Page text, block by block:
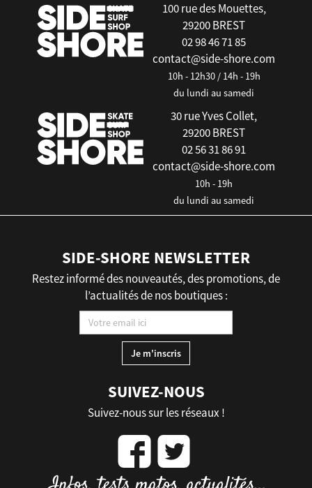
100 rue des Mouettes,
29200 BREST
02 98 46 71 85
contact@side-shore.com
10h - 12h30 / 14h - 19h
du lundi au samedi
30 rue Yves Collet,
29200 BREST
02 56 31 86 91
contact@side-shore.com
10h - 19h
du lundi au samedi
SIDE-SHORE NEWSLETTER
Restez informé des nouveautés, des promotions, de
l’actualités de nos boutiques :
SUIVEZ-NOUS
Suivez-nous sur les réseaux !